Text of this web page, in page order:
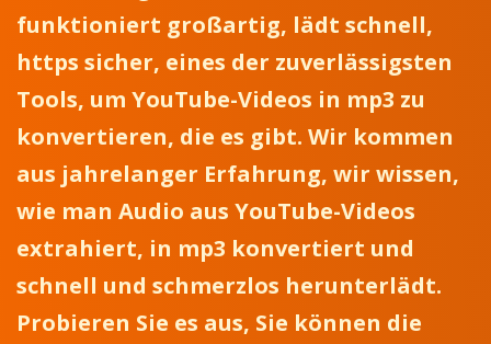
funktioniert großartig, lädt schnell,
https sicher, eines der zuverlässigsten
Tools, um YouTube-Videos in mp3 zu
konvertieren, die es gibt. Wir kommen
aus jahrelanger Erfahrung, wir wissen,
wie man Audio aus YouTube-Videos
extrahiert, in mp3 konvertiert und
schnell und schmerzlos herunterlädt.
Probieren Sie es aus, Sie können die